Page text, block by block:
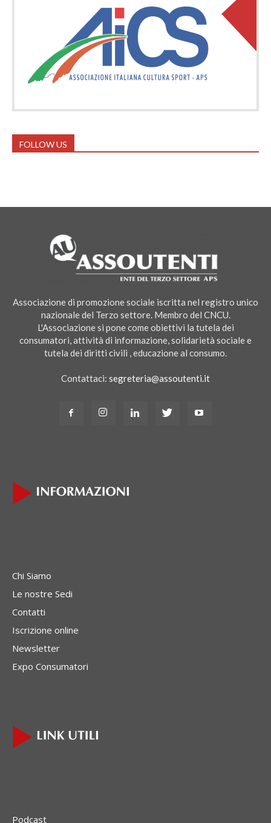
FOLLOW US
Associazione di promozione sociale iscritta nel registro unico
nazionale del Terzo settore. Membro del CNCU.
L'Associazione si pone come obiettivi la tutela dei
consumatori, attività di informazione, solidarietà sociale e
tutela dei diritti civili , educazione al consumo.
Contattaci: segreteria@assoutenti.it
Chi Siamo
Le nostre Sedi
Contatti
Iscrizione online
Newsletter
Expo Consumatori
Podcast